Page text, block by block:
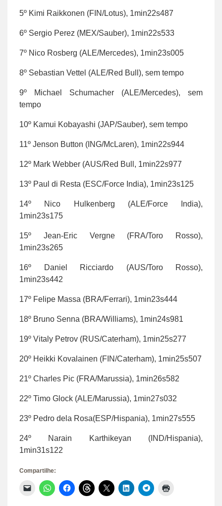
5º Kimi Raikkonen (FIN/Lotus), 1min22s487
6º Sergio Perez (MEX/Sauber), 1min22s533
7º Nico Rosberg (ALE/Mercedes), 1min23s005
8º Sebastian Vettel (ALE/Red Bull), sem tempo
9º Michael Schumacher (ALE/Mercedes), sem
tempo
10º Kamui Kobayashi (JAP/Sauber), sem tempo
11º Jenson Button (ING/McLaren), 1min22s944
12º Mark Webber (AUS/Red Bull, 1min22s977
13º Paul di Resta (ESC/Force India), 1min23s125
14º Nico Hulkenberg (ALE/Force India),
1min23s175
15º Jean-Eric Vergne (FRA/Toro Rosso),
1min23s265
16º Daniel Ricciardo (AUS/Toro Rosso),
1min23s442
17º Felipe Massa (BRA/Ferrari), 1min23s444
18º Bruno Senna (BRA/Williams), 1min24s981
19º Vitaly Petrov (RUS/Caterham), 1min25s277
20º Heikki Kovalainen (FIN/Caterham), 1min25s507
21º Charles Pic (FRA/Marussia), 1min26s582
22º Timo Glock (ALE/Marussia), 1min27s032
23º Pedro dela Rosa(ESP/Hispania), 1min27s555
24º Narain Karthikeyan (IND/Hispania),
1min31s122
Compartilhe:
Clique
para
Clique
para
Clique
para
Clique
para
Clique
para
Clique
para
Clique
para